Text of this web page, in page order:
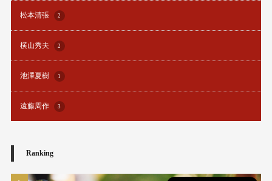
松本清張 2
横山秀夫 2
池澤夏樹 1
遠藤周作 3
Ranking